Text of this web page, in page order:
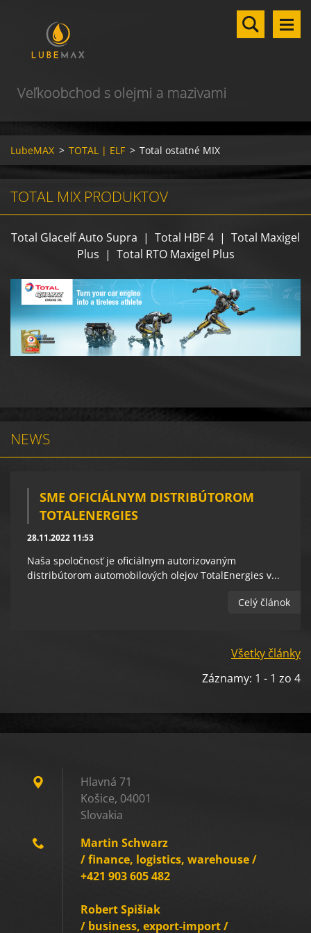
Veľkoobchod s olejmi a mazivami
LubeMAX > TOTAL | ELF > Total ostatné MIX
TOTAL MIX PRODUKTOV
Total Glacelf Auto Supra | Total HBF 4 | Total Maxigel
Plus | Total RTO Maxigel Plus
NEWS
SME OFICIÁLNYM DISTRIBÚTOROM
TOTALENERGIES
28.11.2022 11:53
Naša spoločnosť je oficiálnym autorizovaným
distribútorom automobilových olejov TotalEnergies v...
Celý článok
Všetky články
Záznamy: 1 - 1 zo 4
Hlavná 71
Košice, 04001
Slovakia
Martin Schwarz
/ finance, logistics, warehouse /
+421 903 605 482
Robert Spišiak
/ business, export-import /